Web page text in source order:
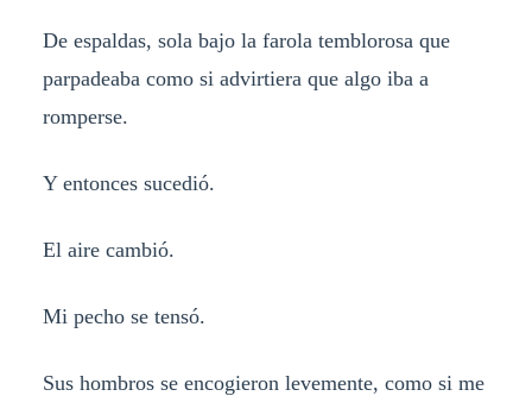
De espaldas, sola bajo la farola temblorosa que
parpadeaba como si advirtiera que algo iba a
romperse.
Y entonces sucedió.
El aire cambió.
Mi pecho se tensó.
Sus hombros se encogieron levemente, como si me